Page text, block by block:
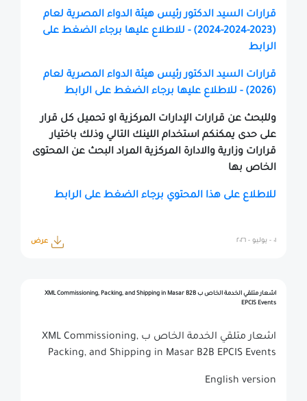
قرارات السيد الدكتور رئيس هيئة الدواء المصرية لعام
(2023-2024-2024) - للاطلاع عليها برجاء الضغط على
الرابط
قرارات السيد الدكتور رئيس هيئة الدواء المصرية لعام
(2026) - للاطلاع عليها برجاء الضغط على الرابط
وللبحث عن قرارات الإدارات المركزية او تحميل كل قرار
على حدى يمكنكم استخدام اللينك التالي وذلك باختيار
قرارات وزارية والادارة المركزية المراد البحث عن المحتوى
الخاص بها
للاطلاع على هذا المحتوي برجاء الضغط على الرابط
٠١ - يوليو - ٢٠٢٦ عرض
اشعار متلقي الخدمة الخاص ب XML Commissioning, Packing, and Shipping in Masar B2B
EPCIS Events
اشعار متلقي الخدمة الخاص ب XML Commissioning,
Packing, and Shipping in Masar B2B EPCIS Events
English version